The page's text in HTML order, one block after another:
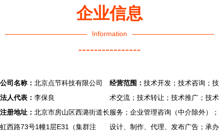
企业信息
Information
----------------
公司名称： 北京点节科技有限公司
法人代表： 李保良
注册地址： 北京市房山区西潞街道长
虹西路73号1幢1层E31（集群注
经营范围： 技术开发；技术咨询；技
术交流；技术转让；技术推广；技术
服务；企业管理咨询（中介除外）；
设计、制作、代理、发布广告；承办